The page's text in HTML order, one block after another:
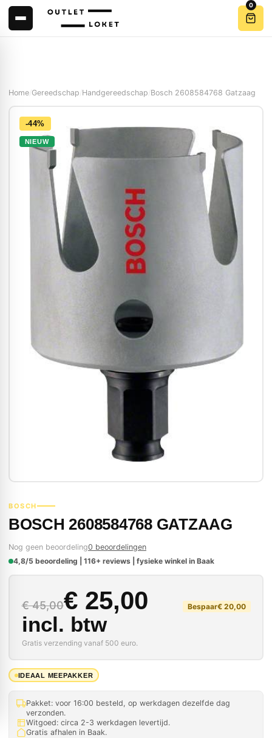
0
Home Gereedschap Handgereedschap Bosch 2608584768 Gatzaag
-44%
NIEUW
BOSCH
BOSCH 2608584768 GATZAAG
Nog geen beoordeling0 beoordelingen
4,8/5 beoordeling | 116+ reviews | fysieke winkel in Baak
€45,00
Oorspronkelijke
€25,00
Huidige prijs is: €
incl. btw
Bespaar€20,00
Gratis verzending vanaf 500 euro.
IDEAAL MEEPAKKER
Pakket: voor 16:00 besteld, op werkdagen dezelfde dag
verzonden.
Witgoed: circa 2-3 werkdagen levertijd.
Gratis afhalen in Baak.